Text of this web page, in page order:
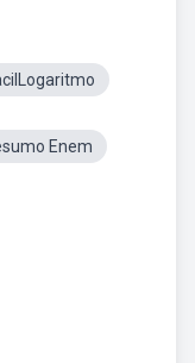
Enem